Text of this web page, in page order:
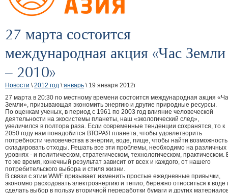
27 марта состоится
международная акция «Час Земли
– 2010»
Новости \2012 год \январь \ 19 января 2012г
27 марта в 20:30 по местному времени состоится международная акция
Земли», призывающая экономить энергию и другие природные ресурсы.
По оценкам ученых, в период с 1961 по 2003 год влияние человеческой
деятельности на экосистемы планеты, наш «экологический след»,
увеличился в полтора раза. Если современные тенденции сохранятся, то к
2050 году нам понадобится ВТОРАЯ планета, чтобы удовлетворить
потребности человечества в энергии, воде, пище, чтобы найти возможность
складировать отходы. Решать все эти проблемы, необходимо на различных
уровнях - и политическом, стратегическом, технологическом, практическом.
то же время, конечный результат зависит от всех и каждого, от нашего
потребительского выбора и стиля жизни.
В связи с этим WWF призывает изменить простые ежедневные привычки,
экономно расходовать электроэнергию и тепло, бережно относиться к воде
сделать выбор в пользу вторичной переработки бумаги и других